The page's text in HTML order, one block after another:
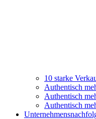
10 starke
Authentisch
Authentisch
Authentisch